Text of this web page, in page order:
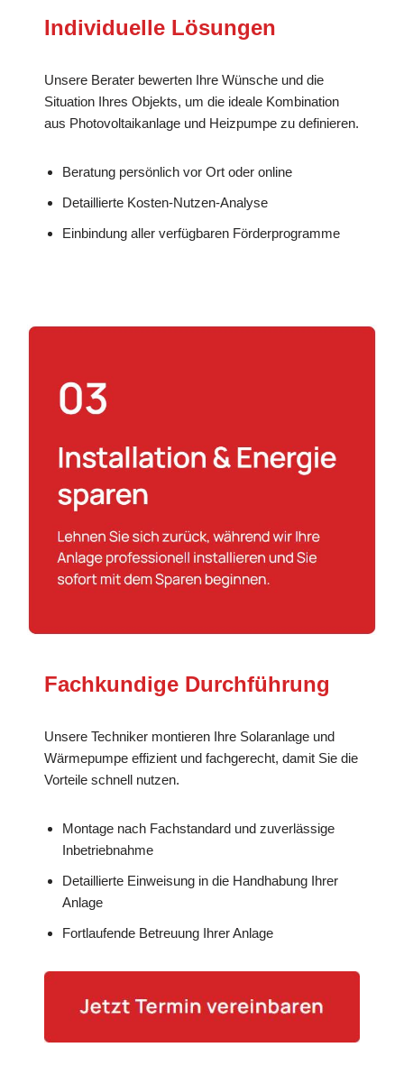
Individuelle Lösungen
Unsere Berater bewerten Ihre Wünsche und die
Situation Ihres Objekts, um die ideale Kombination
aus Photovoltaikanlage und Heizpumpe zu definieren.
Beratung persönlich vor Ort oder online
Detaillierte Kosten-Nutzen-Analyse
Einbindung aller verfügbaren Förderprogramme
Fachkundige Durchführung
Unsere Techniker montieren Ihre Solaranlage und
Wärmepumpe effizient und fachgerecht, damit Sie die
Vorteile schnell nutzen.
Montage nach Fachstandard und zuverlässige
Inbetriebnahme
Detaillierte Einweisung in die Handhabung Ihrer
Anlage
Fortlaufende Betreuung Ihrer Anlage